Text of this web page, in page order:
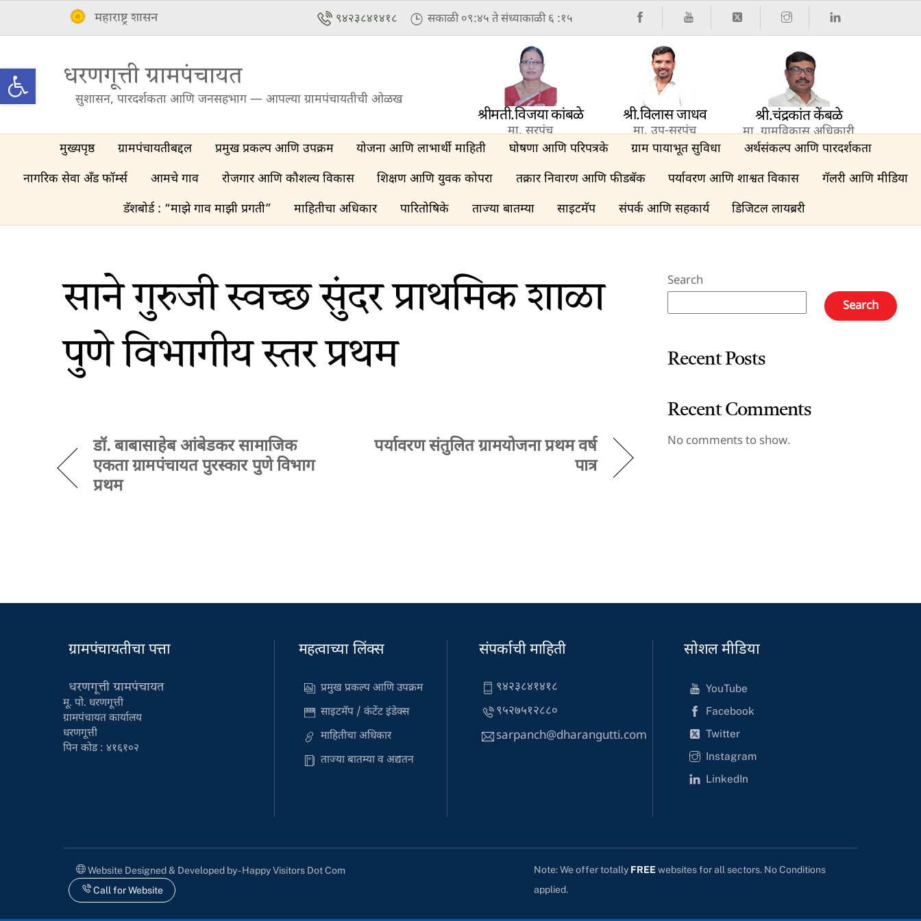
Open toolbar
महाराष्ट्र शासन ९४२३८४१४१८ सकाळी ०९:४५ ते संध्याकाळी ६ :१५
धरणगूत्ती ग्रामपंचायत
सुशासन, पारदर्शकता आणि जनसहभाग — आपल्या ग्रामपंचायतीची ओळख
श्रीमती.विजया कांबळे
मा. सरपंच
श्री.विलास जाधव
मा. उप-सरपंच
श्री.चंद्रकांत केंबळे
मा. ग्रामविकास अधिकारी
मुख्यपृष्ठ
ग्रामपंचायतीबद्दल प्रमुख प्रकल्प आणि उपक्रम योजना आणि लाभार्थी माहिती घोषणा आणि परिपत्रके ग्राम पायाभूत सुविधा
अर्थसंकल्प आणि पारदर्शकता
नागरिक सेवा अँड फॉर्म्स
आमचे गाव रोजगार आणि कौशल्य विकास शिक्षण आणि युवक कोपरा तक्रार निवारण आणि फीडबॅक पर्यावरण आणि शाश्वत विकास
गॅलरी आणि मीडिया
डॅशबोर्ड : “माझे गाव माझी प्रगती”
माहितीचा अधिकार पारितोषिके ताज्या बातम्या साइटमॅप संपर्क आणि सहकार्य डिजिटल लायब्ररी
साने गुरुजी स्वच्छ सुंदर प्राथमिक शाळा
पुणे विभागीय स्तर प्रथम
डॉ. बाबासाहेब आंबेडकर सामाजिक
एकता ग्रामपंचायत पुरस्कार पुणे विभाग
प्रथम
पर्यावरण संतुलित ग्रामयोजना प्रथम वर्ष
पात्र
Search
Search
Recent Posts
Recent Comments
No comments to show.
ग्रामपंचायतीचा पत्ता
धरणगूत्ती ग्रामपंचायत
मू. पो. धरणगूत्ती
ग्रामपंचायत कार्यालय
धरणगूत्ती
पिन कोड : ४१६१०२
महत्वाच्या लिंक्स
प्रमुख प्रकल्प आणि उपक्रम
साइटमॅप / कंटेंट इंडेक्स
माहितीचा अधिकार
ताज्या बातम्या व अद्यतन
संपर्काची माहिती
९४२३८४१४१८
९५२७५१२८८०
sarpanch@dharangutti.com
सोशल मीडिया
YouTube
Facebook
Twitter
Instagram
LinkedIn
Website Designed & Developed by - Happy Visitors Dot Com
Call for Website
Note: We offer totally FREE websites for all sectors. No Conditions
applied.